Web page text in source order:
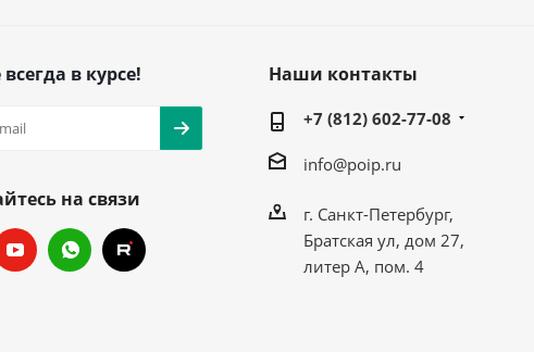
в курсе!
на связи
Наши контакты
+7 (812) 602-77-08
info@poip.ru
г. Санкт-Петербург,
Братская ул, дом 27,
литер А, пом. 4